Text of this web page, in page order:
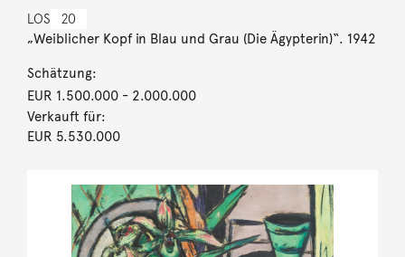
LOS 20
„Weiblicher Kopf in Blau und Grau (Die Ägypterin)“. 1942
Schätzung:
EUR 1.500.000- 2.000.000
Verkauft für:
EUR 5.530.000